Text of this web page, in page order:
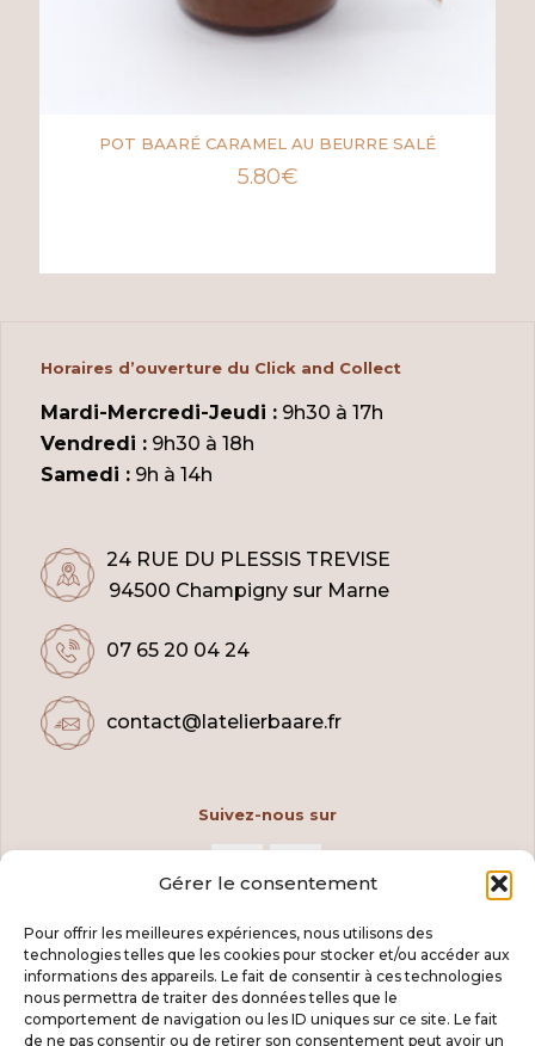
Gérer le consentement
Pour offrir les meilleures expériences, nous utilisons des
technologies telles que les cookies pour stocker et/ou accéder aux
informations des appareils. Le fait de consentir à ces technologies
nous permettra de traiter des données telles que le
comportement de navigation ou les ID uniques sur ce site. Le fait
de ne pas consentir ou de retirer son consentement peut avoir un
POT BAARÉ CARAMEL AU BEURRE SALÉ
5.80€
Horaires d’ouverture du Click and Collect
Mardi-Mercredi-Jeudi : 9h30 à 17h
Vendredi : 9h30 à 18h
Samedi : 9h à 14h
24 RUE DU PLESSIS TREVISE
94500 Champigny sur Marne
07 65 20 04 24
contact@latelierbaare.fr
Suivez-nous sur